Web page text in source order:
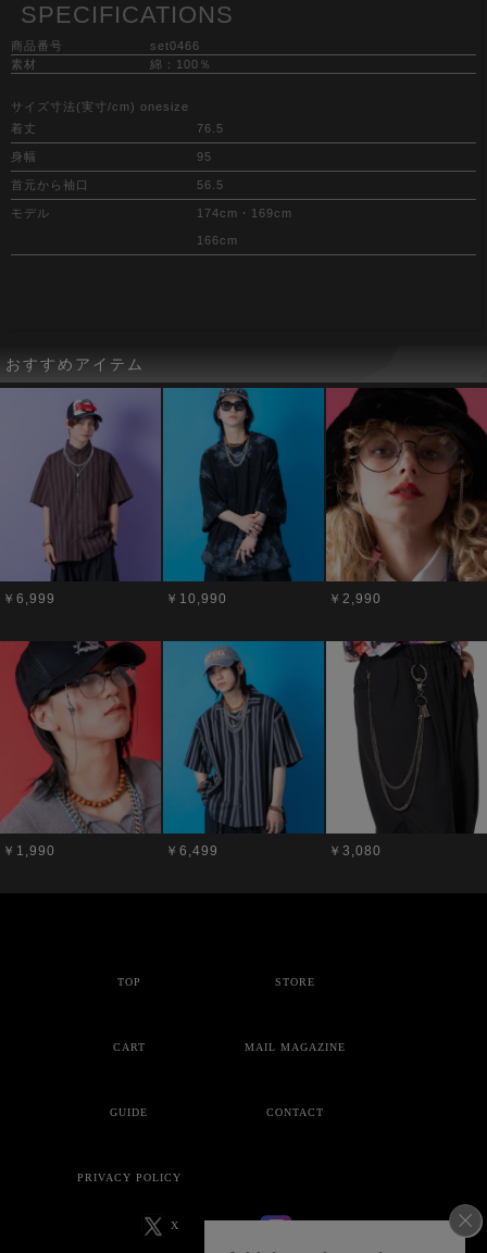
SPECIFICATIONS
商品番号
set0466
素材
綿：100％
サイズ寸法(実寸/cm) onesize
着丈
76.5
身幅 95
首元から袖口 56.5
モデル 174cm・169cm
166cm
おすすめアイテム
￥6,999 ￥10,990 ￥2,990
￥1,990 ￥6,499 ￥3,080
TOP STORE
CART MAIL MAGAZINE
GUIDE CONTACT
PRIVACY POLICY
X